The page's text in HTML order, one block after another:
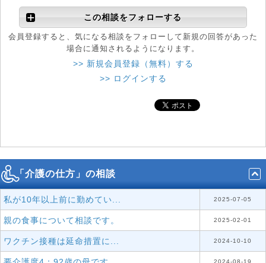
この相談をフォローする
会員登録すると、気になる相談をフォローして新規の回答があった
場合に通知されるようになります。
>> 新規会員登録（無料）する
>> ログインする
「介護の仕方」の相談
私が10年以上前に勤めてい... 2025-07-05
親の食事について相談です。 2025-02-01
ワクチン接種は延命措置に... 2024-10-10
2024-08-19